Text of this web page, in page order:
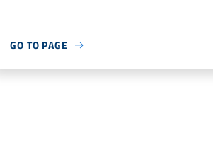
GO TO PAGE